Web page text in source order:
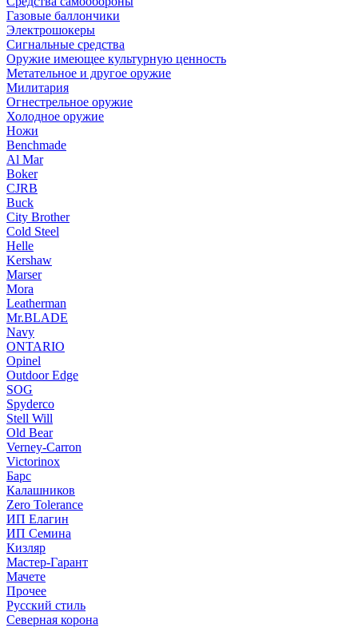
Газовые баллончики
Электрошокеры
Сигнальные средства
Оружие имеющее культурную ценность
Метательное и другое оружие
Милитария
Огнестрельное оружие
Холодное оружие
Ножи
Benchmade
Al Mar
Boker
CJRB
Buck
City Brother
Cold Steel
Helle
Kershaw
Marser
Mora
Leatherman
Mr.BLADE
Navy
ONTARIO
Opinel
Outdoor Edge
SOG
Spyderco
Stell Will
Old Bear
Verney-Carron
Victorinox
Барс
Калашников
Zero Tolerance
ИП Елагин
ИП Семина
Кизляр
Мастер-Гарант
Мачете
Прочее
Русский стиль
Северная корона